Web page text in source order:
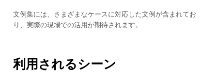
文例集には、さまざまなケースに対応した文例が含まれてお
り、実際の現場での活用が期待されます。
利用されるシーン